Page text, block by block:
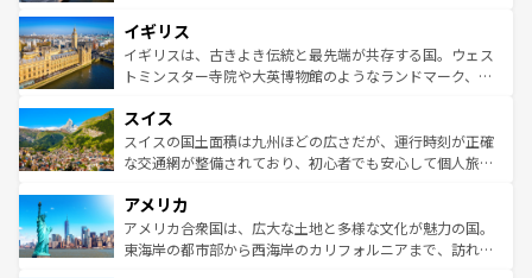
いる。シャンパンの発祥地であるランス、プロヴァンスの
香り高いラベンダー畑など、多彩な楽しみ方が可能だ。さ
らに、パリ以外の地域にも魅力が溢れており、どの街角に
れる地方に足を運ぶとそれぞれで全く異なる文化を体験で
きるだろう。 なお、新着のフランス情報はコンテンツ一覧
を参照してほしい。
顔を持つこの国は、どこを歩いても飽きることがない。ベ
ルリンの文化的活気、バイエルン州のアルプスの絶景、そ
してライン川沿いのワイン畑といった風景は必見。ビール
は、お酒好きな人にはぜひ体験してほしい。 なお、新着の
ドイツ情報はコンテンツ一覧を参照してほしい。
イギリス
イギリスは、古きよき伝統と最先端が共存する国。ウェス
トミンスター寺院や大英博物館のようなランドマーク、歴
リアごとに異なる魅力がある。また、優雅なアフタヌーン
ティー、ビール好きにはたまらない英国パブ、サッカー観
戦など、本場だからこそできる体験も豊富。イギリスを旅
ンツ一覧を参照してほしい。
スイス
スイスの国土面積は九州ほどの広さだが、運行時刻が正確
な交通網が整備されており、初心者でも安心して個人旅行
の建物がそのまま残る町や、スイスならではのユニークな
博物館もあり、アルプス観光だけでなく町歩きも満喫する
ことができる。国民の所得が高いため物価も高いが、旅行
アメリカ
アメリカ合衆国は、広大な土地と多様な文化が魅力の国。
東海岸の都市部から西海岸のカリフォルニアまで、訪れる